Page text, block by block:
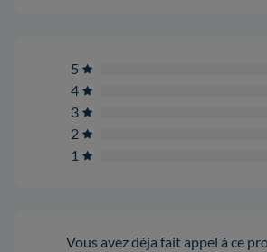
5
4
3
2
1
Vous avez déja fait appel à ce